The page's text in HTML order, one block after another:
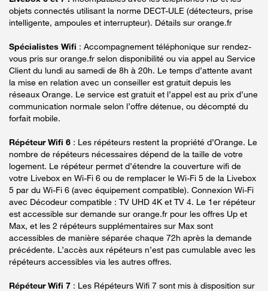
objets connectés utilisant la norme DECT-ULE (détecteurs, prise
intelligente, ampoules et interrupteur). Détails sur orange.fr
Spécialistes Wifi : Accompagnement téléphonique sur rendez-
vous pris sur orange.fr selon disponibilité ou via appel au Service
Client du lundi au samedi de 8h à 20h. Le temps d’attente avant
la mise en relation avec un conseiller est gratuit depuis les
réseaux Orange. Le service est gratuit et l’appel est au prix d’une
communication normale selon l’offre détenue, ou décompté du
forfait mobile.
Répéteur Wifi 6 : Les répéteurs restent la propriété d’Orange. Le
nombre de répéteurs nécessaires dépend de la taille de votre
logement. Le répéteur permet d’étendre la couverture wifi de
votre Livebox en Wi-Fi 6 ou de remplacer le Wi-Fi 5 de la Livebox
5 par du Wi-Fi 6 (avec équipement compatible). Connexion Wi-Fi
avec Décodeur compatible : TV UHD 4K et TV 4. Le 1er répéteur
est accessible sur demande sur orange.fr pour les offres Up et
Max, et les 2 répéteurs supplémentaires sur Max sont
accessibles de manière séparée chaque 72h après la demande
précédente. L’accès aux répéteurs n’est pas cumulable avec les
répéteurs accessibles via les autres offres.
Répéteur Wifi 7 : Les Répéteurs Wifi 7 sont mis à disposition sur